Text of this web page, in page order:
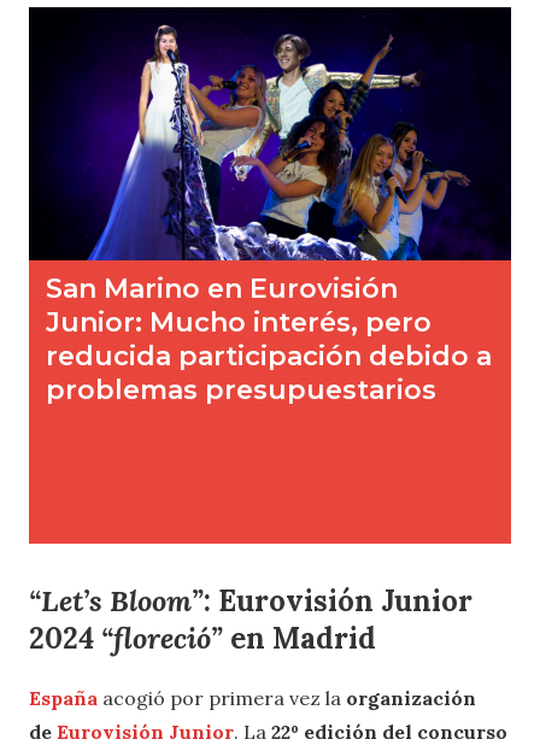
“Let’s Bloom”: Eurovisión Junior
2024 “floreció” en Madrid
España acogió por primera vez la organización
de Eurovisión Junior. La 22º edición del concurso